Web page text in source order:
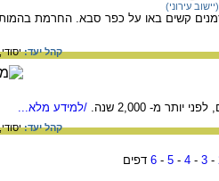
עירוני)
וזמנים קשים באו על כפר סבא. החרמת
קהל יעד:
מ- 2,000 שנה. /למידע מלא...
קהל יעד:
-
3
-
4
-
5
-
6 דפים